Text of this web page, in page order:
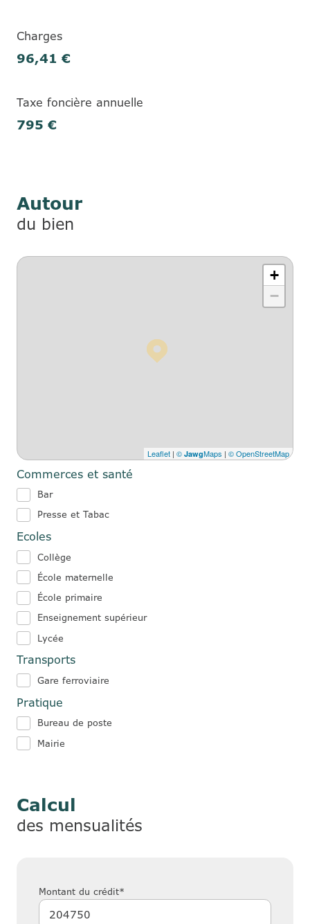
Charges
96,41 €
Taxe foncière annuelle
795 €
Autour
du bien
+
−
Leaflet | © JawgMaps | © OpenStreetMap
Commerces et santé
Bar
Presse et Tabac
Ecoles
Collège
École maternelle
École primaire
Enseignement supérieur
Lycée
Transports
Gare ferroviaire
Pratique
Bureau de poste
Mairie
Calcul
des mensualités
Montant du crédit*